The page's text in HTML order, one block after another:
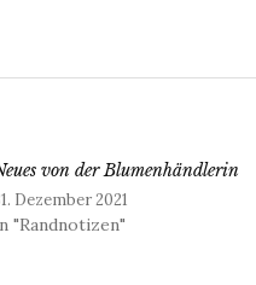
von der Blumenhändlerin
Dezember 2021
"Randnotizen"